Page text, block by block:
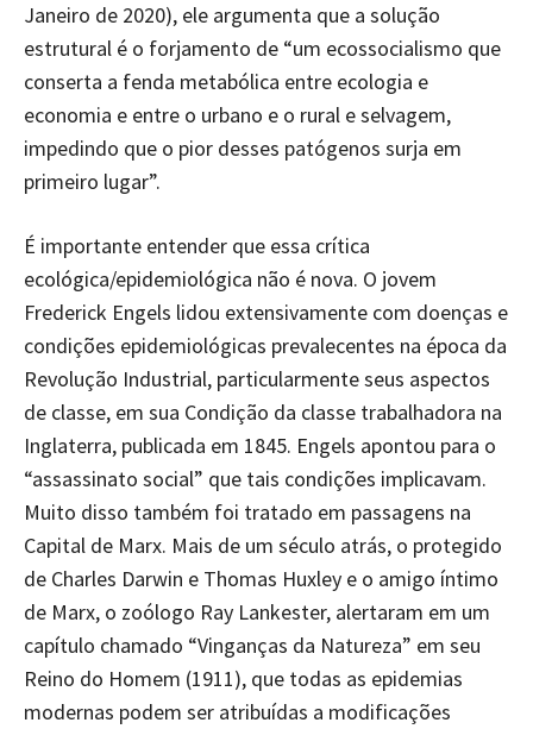
Janeiro de 2020), ele argumenta que a solução
estrutural é o forjamento de “um ecossocialismo que
conserta a fenda metabólica entre ecologia e
economia e entre o urbano e o rural e selvagem,
impedindo que o pior desses patógenos surja em
primeiro lugar”.
É importante entender que essa crítica
ecológica/epidemiológica não é nova. O jovem
Frederick Engels lidou extensivamente com doenças e
condições epidemiológicas prevalecentes na época da
Revolução Industrial, particularmente seus aspectos
de classe, em sua Condição da classe trabalhadora na
Inglaterra, publicada em 1845. Engels apontou para o
“assassinato social” que tais condições implicavam.
Muito disso também foi tratado em passagens na
Capital de Marx. Mais de um século atrás, o protegido
de Charles Darwin e Thomas Huxley e o amigo íntimo
de Marx, o zoólogo Ray Lankester, alertaram em um
capítulo chamado “Vinganças da Natureza” em seu
Reino do Homem (1911), que todas as epidemias
modernas podem ser atribuídas a modificações